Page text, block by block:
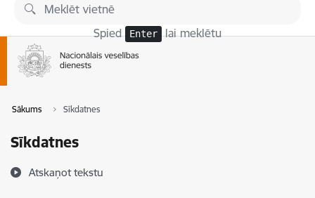
Pāriet uz lapas saturu
Spied Enter lai meklētu
Sākums Sīkdatnes
Sīkdatnes
Atskaņot tekstu